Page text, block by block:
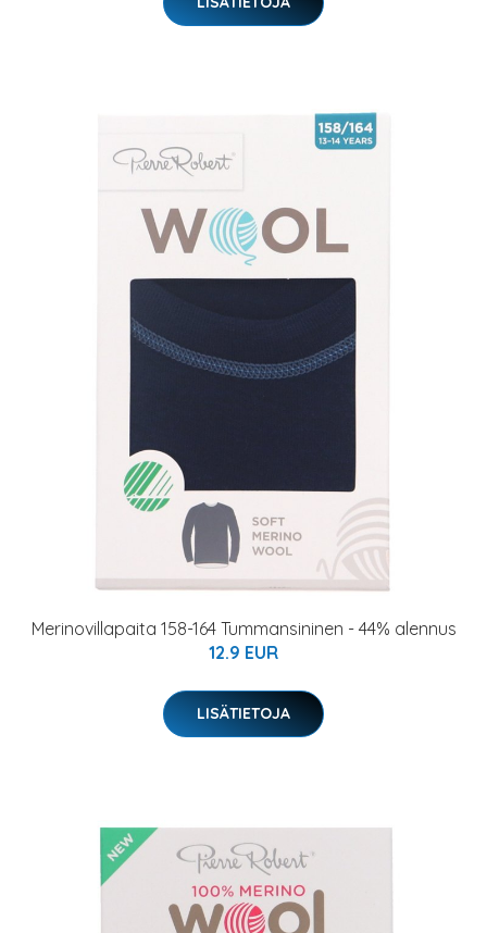
Merinovillapaita 158-164 Tummansininen - 44% alennus
12.9 EUR
LISÄTIETOJA